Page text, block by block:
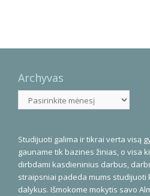
Archyvas
Archyvas
Studijuoti galima ir tikrai verta visą
gauname tik bazines žinias, o visa
dirbdami kasdieninius darbus,
straipsniai padeda mums studijuoti
dalykus. Išmokome mokytis savo